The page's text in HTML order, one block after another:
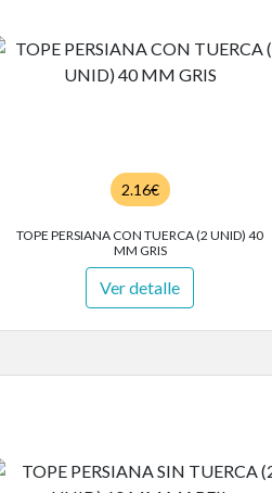
2.16€
TOPE PERSIANA CON TUERCA (2 UNID) 40
MM GRIS
Ver detalle